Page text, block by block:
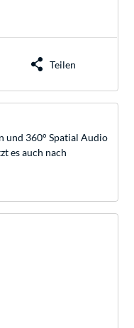
Teilen
und 360° Spatial Audio
es auch nach